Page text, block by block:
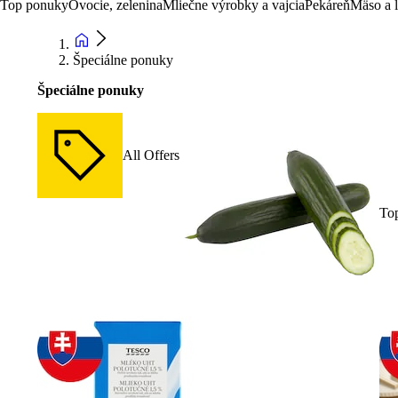
Top ponukyOvocie, zeleninaMliečne výrobky a vajciaPekáreňMäso a
Špeciálne ponuky
Špeciálne ponuky
All Offers